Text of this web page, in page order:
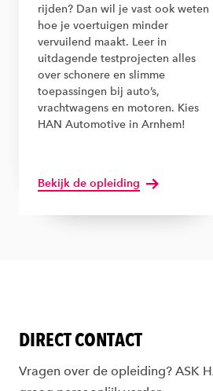
rijden? Dan wil je vast ook weten
hoe je voertuigen minder
vervuilend maakt. Leer in
uitdagende testprojecten alles
over schonere en slimme
toepassingen bij auto’s,
vrachtwagens en motoren. Kies
HAN Automotive in Arnhem!
Bekijk de opleiding
DIRECT CONTACT
Vragen over de opleiding? ASK